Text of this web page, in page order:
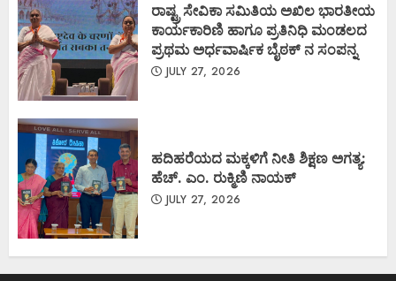
ರಾಷ್ಟ್ರ ಸೇವಿಕಾ ಸಮಿತಿಯ ಅಖಿಲ ಭಾರತೀಯ
ಕಾರ್ಯಕಾರಿಣಿ ಹಾಗೂ ಪ್ರತಿನಿಧಿ ಮಂಡಲದ
ಪ್ರಥಮ ಅರ್ಧವಾರ್ಷಿಕ ಬೈಠಕ್ ನ ಸಂಪನ್ನ
JULY 27, 2026
ಹದಿಹರೆಯದ ಮಕ್ಕಳಿಗೆ ನೀತಿ ಶಿಕ್ಷಣ ಅಗತ್ಯ:
ಹೆಚ್. ಎಂ. ರುಕ್ಮಿಣಿ ನಾಯಕ್
JULY 27, 2026